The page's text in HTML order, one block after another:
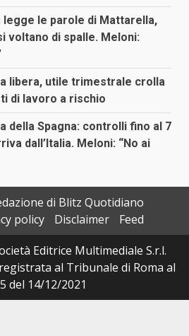
legge le parole di Mattarella,
voltano di spalle. Meloni:
libera, utile trimestrale crolla
di lavoro a rischio
della Spagna: controlli fino al 7
dall’Italia. Meloni: “No ai
di Blitz Quotidiano
policy Disclaimer
Feed
Editrice Multimediale S.r.l.
al Tribunale di Roma al
del 14/12/2021